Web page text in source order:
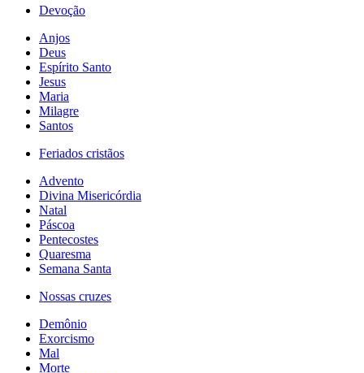
Devoção
Anjos
Deus
Espírito Santo
Jesus
Maria
Milagre
Santos
Feriados cristãos
Advento
Divina Misericórdia
Natal
Páscoa
Pentecostes
Quaresma
Semana Santa
Nossas cruzes
Demônio
Exorcismo
Mal
Morte